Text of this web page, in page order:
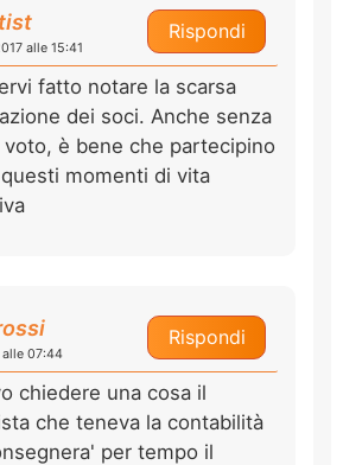
Rispondi
alle 15:41
fatto notare la scarsa
dei soci. Anche senza
è bene che partecipino
momenti di vita
Rispondi
alle 07:44
chiedere una cosa il
che teneva la contabilità
per tempo il